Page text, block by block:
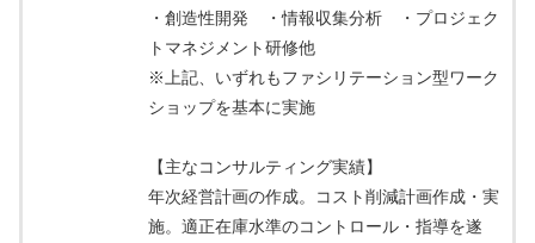
・創造性開発 ・情報収集分析 ・プロジェク
トマネジメント研修他
※上記、いずれもファシリテーション型ワーク
ショップを基本に実施
【主なコンサルティング実績】
年次経営計画の作成。コスト削減計画作成・実
施。適正在庫水準のコントロール・指導を遂